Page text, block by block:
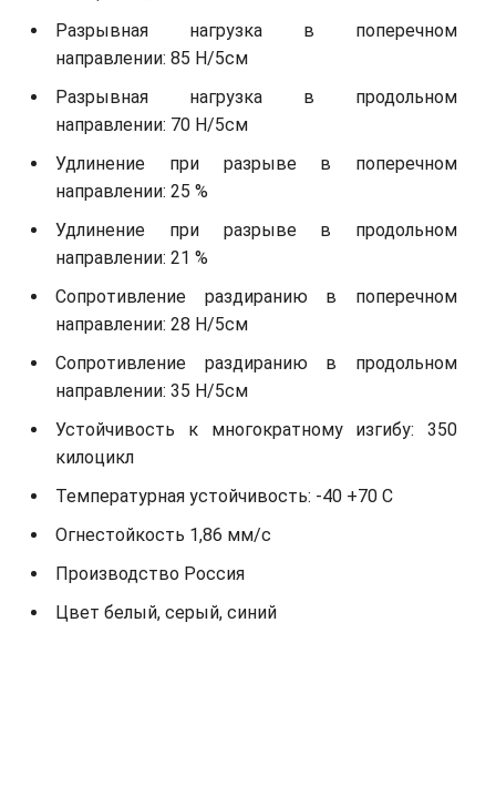
Разрывная нагрузка в поперечном
направлении: 85 Н/5см
Разрывная нагрузка в продольном
направлении: 70 Н/5см
Удлинение при разрыве в поперечном
направлении: 25 %
Удлинение при разрыве в продольном
направлении: 21 %
Сопротивление раздиранию в поперечном
направлении: 28 Н/5см
Сопротивление раздиранию в продольном
направлении: 35 Н/5см
Устойчивость к многократному изгибу: 350
килоцикл
Температурная устойчивость: -40 +70 С
Огнестойкость 1,86 мм/с
Производство Россия
Цвет белый, серый, синий